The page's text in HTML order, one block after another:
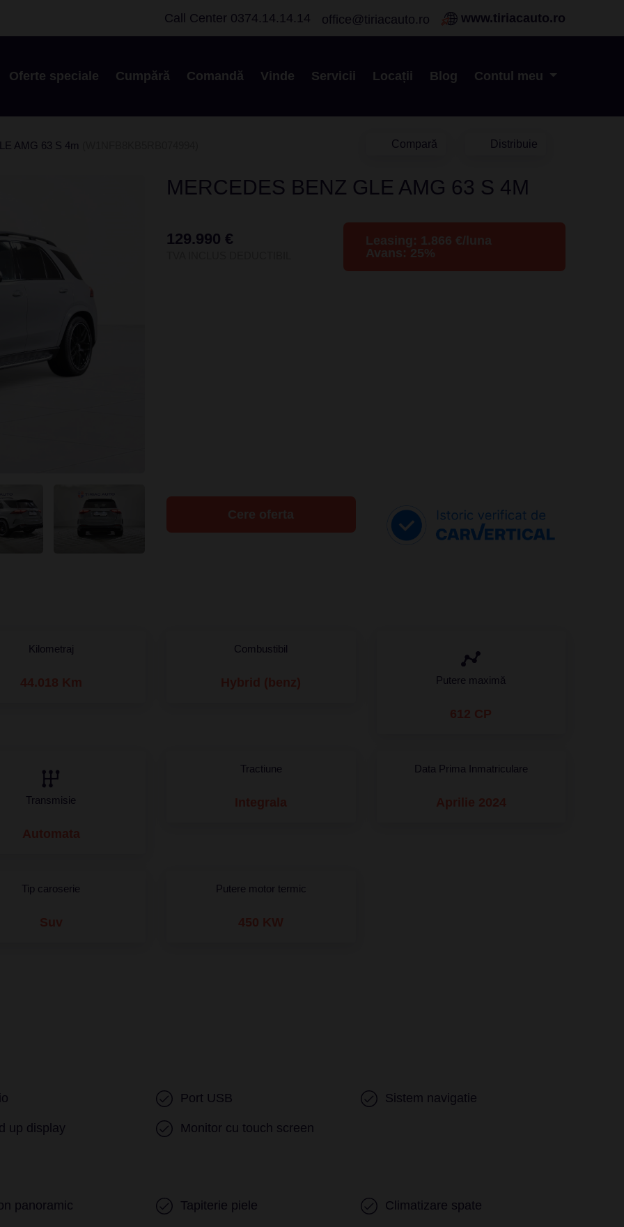
Call Center 0374.14.14.14 office@tiriacauto.ro www.tiriacauto.ro
Oferte speciale Cumpără Comandă Vinde Servicii Locații Blog Contul meu
AMG 63 S 4m Compară Distribuie
MERCEDES BENZ GLE AMG 63 S 4M
129.990 € Leasing: 1.866 €/luna
Avans: 25%
Cere oferta
Kilometraj
44.018 Km
Combustibil
Hybrid (benz) Putere maximă
612 CP
Transmisie
Automata
Tractiune
Integrala
Data Prima Inmatriculare
Aprilie 2024
Tip caroserie
Suv
Putere motor termic
450 KW
Port USB Sistem navigatie
up display Monitor cu touch screen
panoramic Tapiterie piele Climatizare spate